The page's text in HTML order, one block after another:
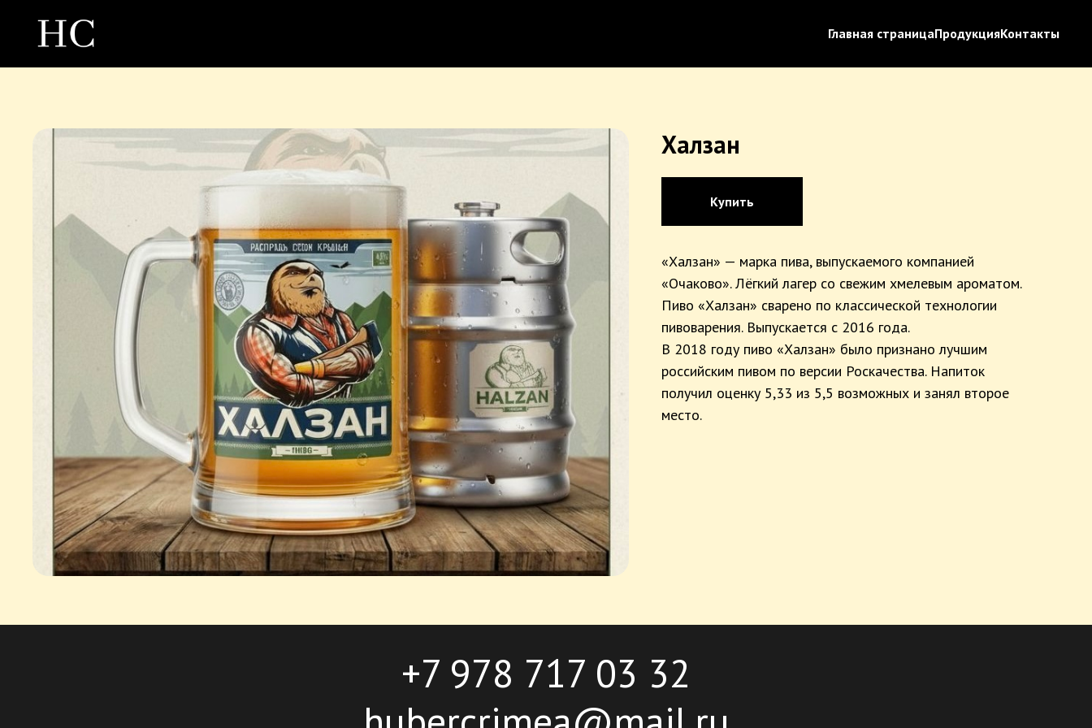
Главная страницаПродукцияКонтакты
Халзан
Купить
«Халзан» — марка пива, выпускаемого компанией
«Очаково». Лёгкий лагер со свежим хмелевым ароматом.
Пиво «Халзан» сварено по классической технологии
пивоварения. Выпускается с 2016 года.
В 2018 году пиво «Халзан» было признано лучшим
российским пивом по версии Роскачества. Напиток
получил оценку 5,33 из 5,5 возможных и занял второе
место.
+7 978 717 03 32